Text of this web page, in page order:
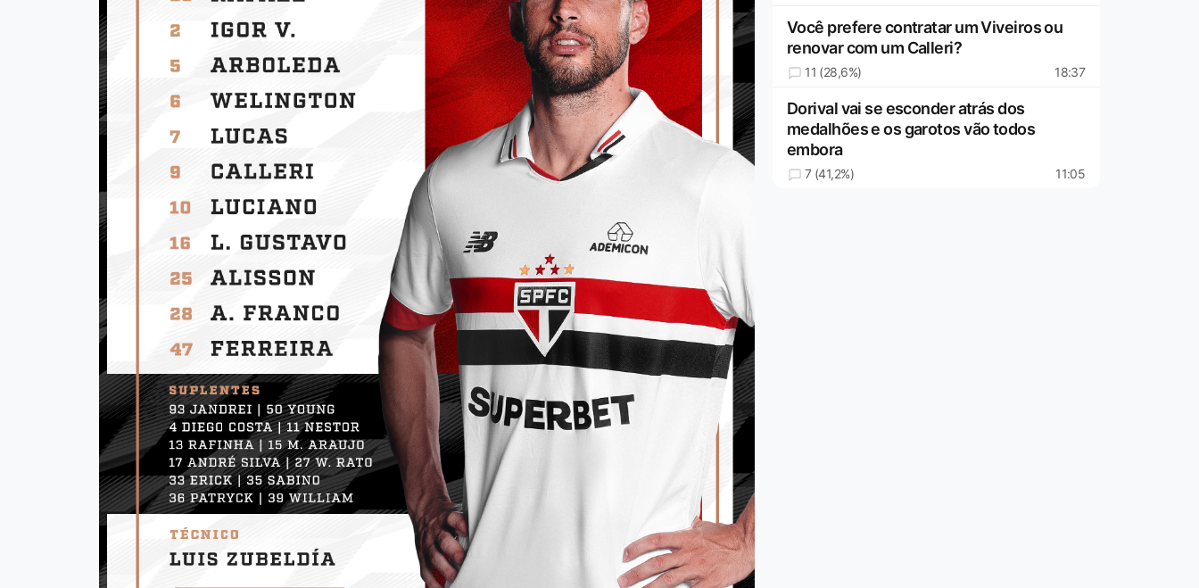
Você prefere contratar um Viveiros ou
renovar com um Calleri?
11 (28,6%) 18:37
Dorival vai se esconder atrás dos
medalhões e os garotos vão todos
embora
7 (41,2%) 11:05